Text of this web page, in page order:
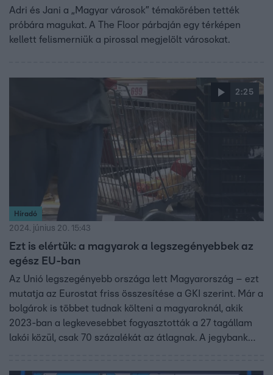
Adri és Jani a „Magyar városok” témakörében tették
próbára magukat. A The Floor párbaján egy térképen
kellett felismerniük a pirossal megjelölt városokat.
2:25
Híradó
2024. június 20. 15:43
Ezt is elértük: a magyarok a legszegényebbek az
egész EU-ban
Az Unió legszegényebb országa lett Magyarország – ezt
mutatja az Eurostat friss összesítése a GKI szerint. Már a
bolgárok is többet tudnak költeni a magyaroknál, akik
2023-ban a legkevesebbet fogyasztották a 27 tagállam
lakói közül, csak 70 százalékát az átlagnak. A jegybank